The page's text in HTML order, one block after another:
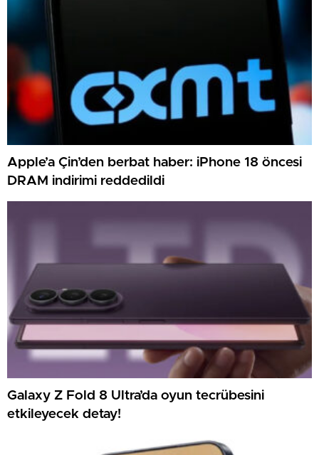
Apple’a Çin’den berbat haber: iPhone 18 öncesi
DRAM indirimi reddedildi
Galaxy Z Fold 8 Ultra’da oyun tecrübesini
etkileyecek detay!